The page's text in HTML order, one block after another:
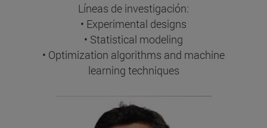
Líneas de investigación:
• Experimental designs
• Statistical modeling
• Optimization algorithms and machine
learning techniques